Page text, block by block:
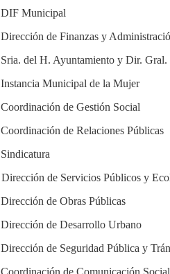
DIF Municipal
Dirección de Finanzas y
Sria. del H. Ayuntamiento y Dir. Gral.
Instancia Municipal de la Mujer
Coordinación de Gestión Social
Coordinación de Relaciones Públicas
Sindicatura
Dirección de Servicios Públicos y
Dirección de Obras Públicas
Dirección de Desarrollo Urbano
Dirección de Seguridad Pública y
Coordinación de Comunicación Social